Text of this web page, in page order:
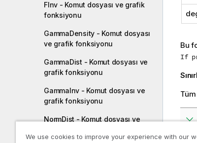
FInv - Komut dosyası ve grafik
fonksiyonu
GammaDensity - Komut dosyası
ve grafik fonksiyonu
GammaDist - Komut dosyası ve
grafik fonksiyonu
GammaInv - Komut dosyası ve
grafik fonksiyonu
NormDist - Komut dosyası ve
Bu
If
We use cookies to improve your experience with our